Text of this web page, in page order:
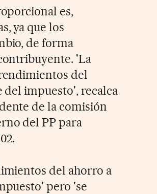
es,
ya que los
de forma
'La
del
del impuesto', recalca
de la comisión
del PP para
del ahorro a
pero 'se